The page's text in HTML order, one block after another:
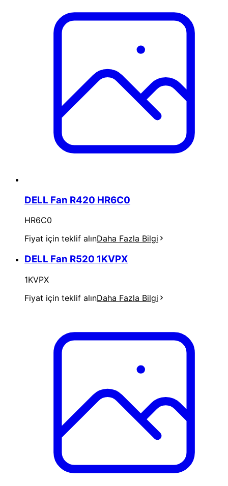
DELL Fan R420 HR6C0
HR6C0
Fiyat için teklif alınDaha Fazla Bilgi
DELL Fan R520 1KVPX
1KVPX
Fiyat için teklif alınDaha Fazla Bilgi